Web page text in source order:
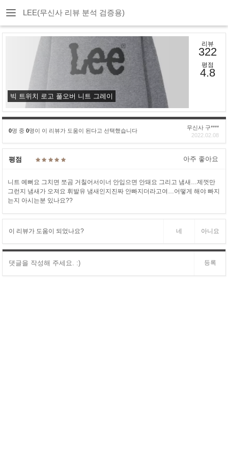
LEE(무신사 리뷰 분석 검증용)
빅 트위치 로고 풀오버 니트 그레이
리뷰
322
평점
4.8
0명 중 0명이 이 리뷰가 도움이 된다고 선택했습니다
무신사 구****
2022.02.08
평점 아주 좋아요
니트 예뻐요 그치면 쪼곰 거칠어서이너 안입으면 안돼요 그리고 냄새…제껏만
그런지 냄새가 오져요 휘발유 냄새인지진짜 안빠지더라고여…어떻게 해야 빠지
는지 아시는분 있나요??
이 리뷰가 도움이 되었나요? 네 아니요
등록